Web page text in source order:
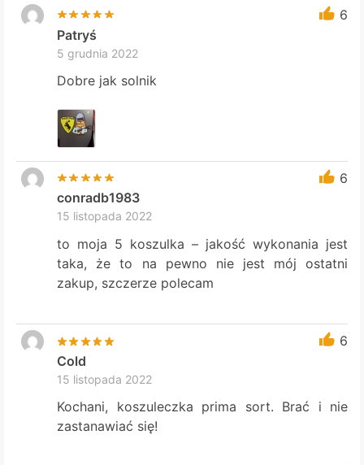
6
Patryś
5 grudnia 2022
Dobre jak solnik
6
conradb1983
15 listopada 2022
to moja 5 koszulka – jakość wykonania jest
taka, że to na pewno nie jest mój ostatni
zakup, szczerze polecam
6
Cold
15 listopada 2022
Kochani, koszuleczka prima sort. Brać i nie
zastanawiać się!